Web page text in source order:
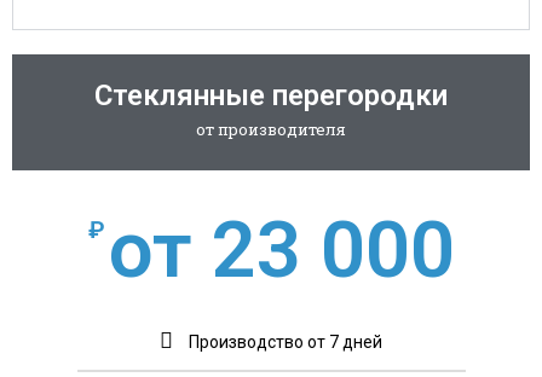
Стеклянные перегородки
от производителя
₽ от 23 000
Производство от 7 дней